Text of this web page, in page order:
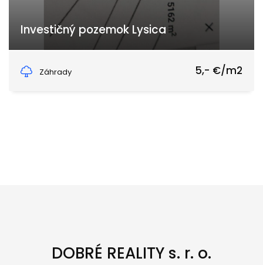
Investičný pozemok Lysica
Záhrady
5,- €/m2
DOBRÉ REALITY s. r. o.